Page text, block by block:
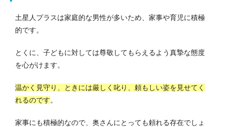
土星人プラスは家庭的な男性が多いため、家事や育児に積極
的です。
とくに、子どもに対しては尊敬してもらえるよう真摯な態度
を心がけます。
温かく見守り、ときには厳しく叱り、頼もしい姿を見せてく
れるのです。
家事にも積極的なので、奥さんにとっても頼れる存在でしょ